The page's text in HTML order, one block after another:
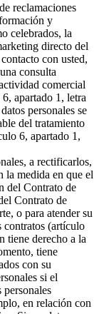
reclamaciones
y
celebrados, la
directo del
con usted,
consulta
comercial
apartado 1, letra
personales se
del tratamiento
6, apartado 1,
a rectificarlos,
la medida en que el
del Contrato de
Contrato de
o para atender su
contratos (artículo
tiene derecho a la
tiene
con su
si el
personales
en relación con